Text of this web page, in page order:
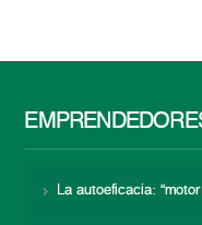
La autoeficacia: